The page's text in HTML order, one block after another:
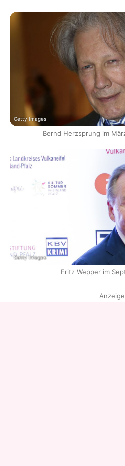
Getty Images
Bernd Herzsprung im
Getty Images
Fritz Wepper im
Anzeige